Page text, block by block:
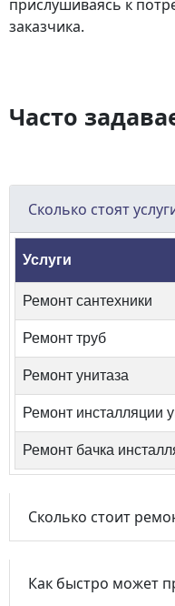
прислушиваясь к
заказчика.
Часто
Сколько стоят
Услуги
Ремонт сантехники
Ремонт труб
Ремонт унитаза
Ремонт инсталляции
Ремонт бачка
Сколько стоит
Как быстро может